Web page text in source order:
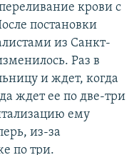
крови с
постановки
из Санкт-
Раз в
и ждет, когда
ждет ее по две-три
ему
из-за
по три.